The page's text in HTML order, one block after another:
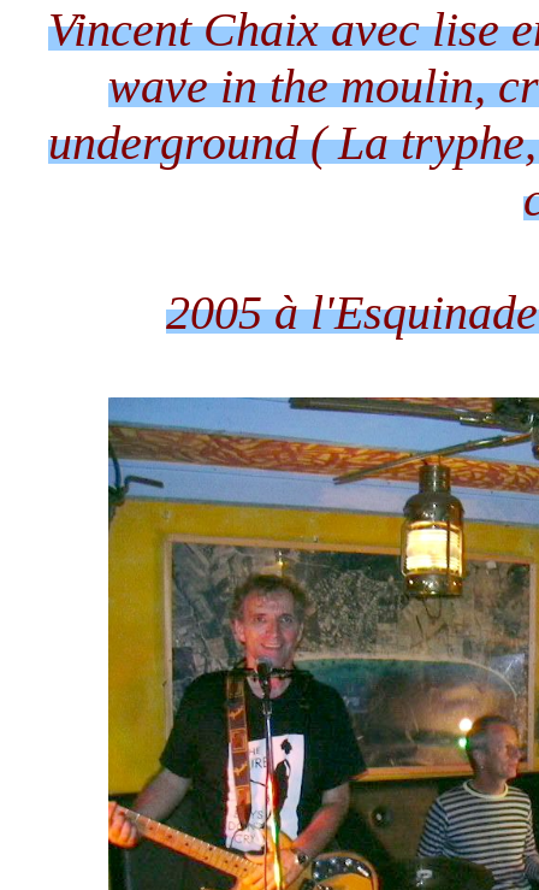
Vincent Chaix avec lise
wave in the moulin,
underground ( La
2005 à